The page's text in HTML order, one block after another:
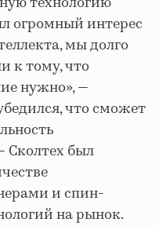
огромный интерес
мы долго
к тому, что
нужно», —
что сможет
Сколтех был
и спин-
на рынок.